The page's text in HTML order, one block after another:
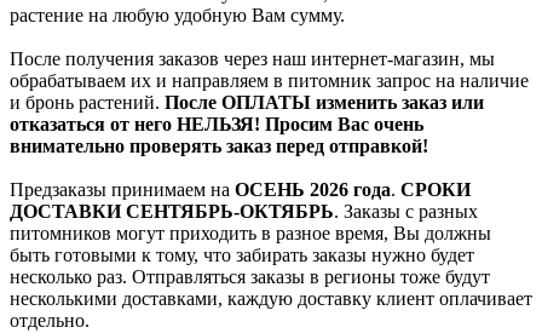
растение на любую удобную Вам сумму.
После получения заказов через наш интернет-магазин, мы
обрабатываем их и направляем в питомник запрос на наличие
и бронь растений. После ОПЛАТЫ изменить заказ или
отказаться от него НЕЛЬЗЯ! Просим Вас очень
внимательно проверять заказ перед отправкой!
Предзаказы принимаем на ОСЕНЬ 2026 года. СРОКИ
ДОСТАВКИ СЕНТЯБРЬ-ОКТЯБРЬ. Заказы с разных
питомников могут приходить в разное время, Вы должны
быть готовыми к тому, что забирать заказы нужно будет
несколько раз. Отправляться заказы в регионы тоже будут
несколькими доставками, каждую доставку клиент оплачивает
отдельно.